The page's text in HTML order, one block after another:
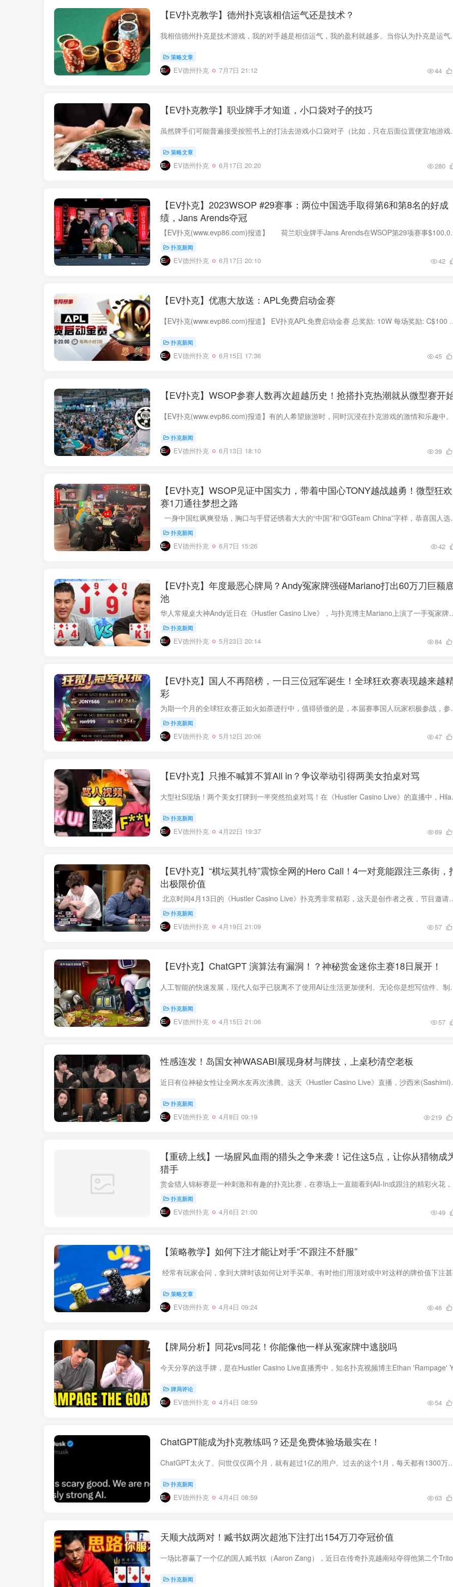
【EV扑克教学】德州扑克该相信运气还是技术？
我相信德州扑克是技术游戏，我的对手越
策略文章
EV德州扑克 7月7日 21:12 44
【EV扑克教学】职业牌手才知道，小口袋对子的技巧
虽然牌手们可能普遍接受按照书上的打法
策略文章
EV德州扑克 6月17日 20:20 280
【EV扑克】2023WSOP #29赛事：两位中国选手取得第6和第8名的好成
绩，Jans Arends夺冠
【EV扑克(www.evp86.com)报道】 荷兰
扑克新闻
EV德州扑克 6月17日 20:10 42
【EV扑克】优惠大放送：APL免费启动金赛
【EV扑克(www.evp86.com)报道】 EV扑克APL免费启动
扑克新闻
EV德州扑克 6月15日 17:36 45
【EV扑克】WSOP参赛人数再次超越历史！抢搭扑克热潮就从微型赛开
扑克新闻
EV德州扑克 6月13日 18:10 39
【EV扑克】WSOP见证中国实力，带着中国心TONY越战越勇！微型狂欢
赛1刀通往梦想之路
一身中国红飒爽登场，胸口与手臂还绣着
扑克新闻
EV德州扑克 6月7日 15:26 42
【EV扑克】年度最恶心牌局？Andy冤家牌强碰Mariano打出60万刀巨额
池
华人常规桌大神Andy近日在《Hustler Casino Live》，与扑克博主
扑克新闻
EV德州扑克 5月23日 20:14 84
【EV扑克】国人不再陪榜，一日三位冠军诞生！全球狂欢赛表现越来越
彩
为期一个月的全球狂欢赛正如火如荼进行
扑克新闻
EV德州扑克 5月12日 20:06 47
【EV扑克】只推不喊算不算All in？争议举动引得两美女拍桌对骂
大型社S现场！两个美女
扑克新闻
EV德州扑克 4月22日 19:37 69
【EV扑克】“棋坛莫扎特”震惊全网的Hero Call！4一对竟能跟注三条街，
出极限价值
北京时间4月13日的《Hustler Casino Live》扑克秀非常精彩，这
扑克新闻
EV德州扑克 4月19日 21:09 57
【EV扑克】ChatGPT 演算法有漏洞！？神秘赏金迷你主赛18日展开！
人工智能的快速发展，现代人似乎已脱离不了使用
扑克新闻
EV德州扑克 4月15日 21:06 57
性感连发！岛国女神WASABI展现身材与牌技，上桌秒清空老板
近日有位神秘女性让全网水友再
扑克新闻
EV德州扑克 4月8日 09:19 219
【重磅上线】一场腥风血雨的猎头之争来袭！记住这5点，让你从猎物成
猎手
扑克新闻
EV德州扑克 4月6日 21:00 49
【策略教学】如何下注才能让对手“不跟注不舒服”
策略文章
EV德州扑克 4月4日 09:24 46
【牌局分析】同花vs同花！你能像他一样从冤家牌中逃脱吗
牌局评论
EV德州扑克 4月4日 08:59 54
ChatGPT能成为扑克教练吗？还是免费体验场最实在！
ChatGPT太火了。问世仅仅两个月，就有超过1亿的用户。过去的这个1月，每天都有1300万用户涌入
扑克新闻
EV德州扑克 4月4日 08:59 63
天顺大战两对！臧书奴两次超池下注打出154万刀夺冠价值
扑克新闻